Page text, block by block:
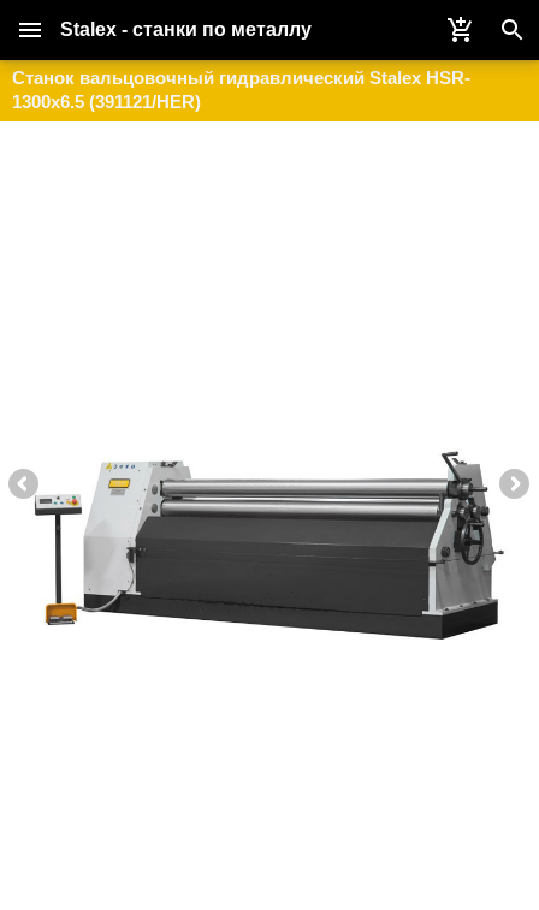
Stalex - станки по металлу
Станок вальцовочный гидравлический Stalex HSR-
1300x6.5 (391121/HER)